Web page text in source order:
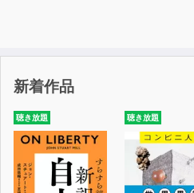
新着作品
聴き放題 聴き放題